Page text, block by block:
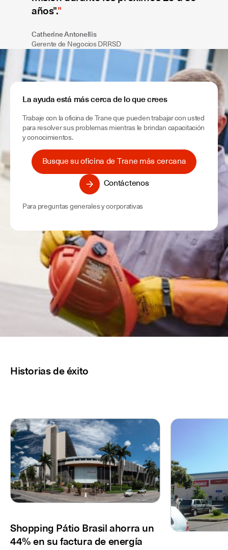
años".
Catherine Antonellis
Gerente de Negocios DRRSD
La ayuda está más cerca de lo que crees
Trabaje con la oficina de Trane que pueden trabajar con usted
para resolver sus problemas mientras le brindan capacitación
y conocimientos.
Busque su oficina de Trane más cercana
Contáctenos
Para preguntas generales y corporativas
Historias de éxito
Shopping Pátio Brasil ahorra un
44% en su factura de energía